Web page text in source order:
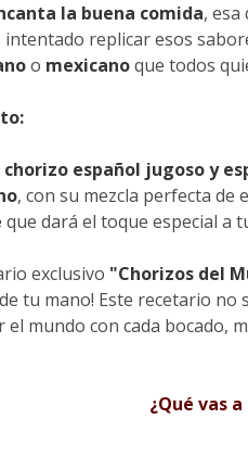
la buena comida,
intentado replicar esos
o mexicanoque todos
chorizo español jugoso y
, con su mezcla perfecta de
que dará el toque especial a
exclusivo "Chorizos del
tu mano! Este recetario
mundo con cada bocado,
¿Qué vas